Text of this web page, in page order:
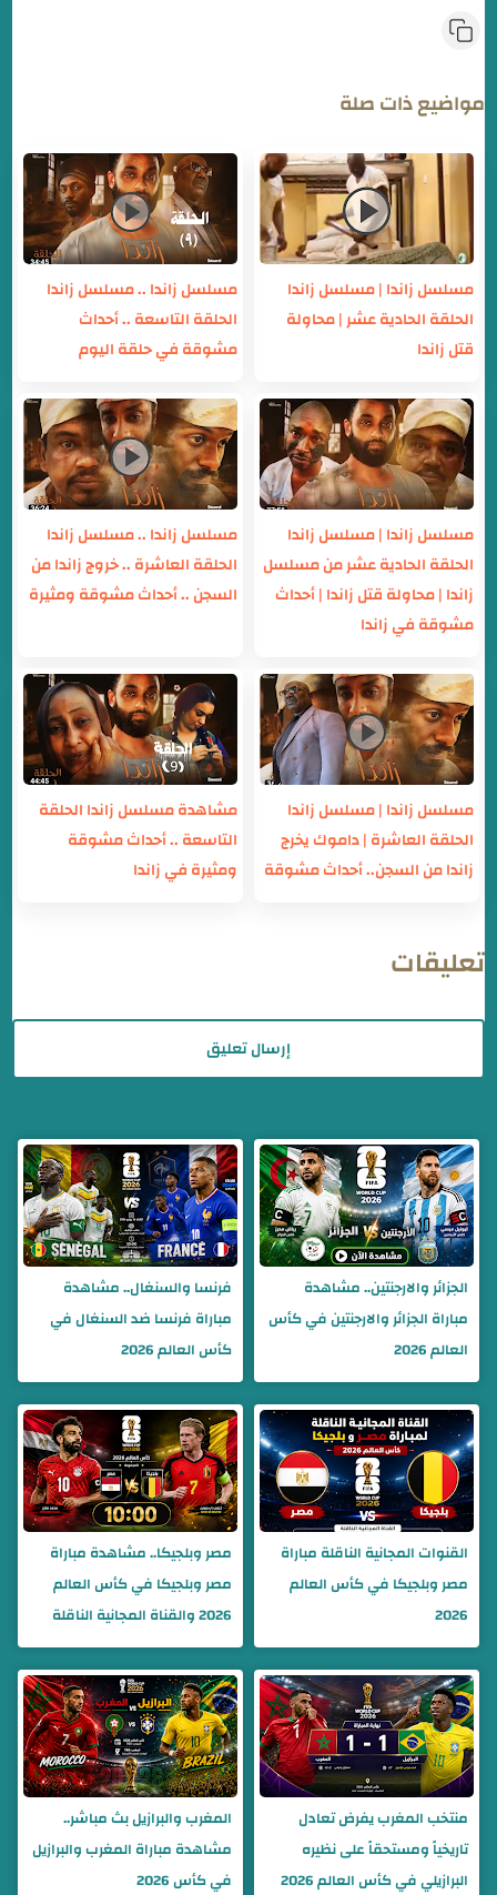
مواضيع ذات صلة
مسلسل زاندا | مسلسل زاندا
الحلقة الحادية عشر | محاولة
قتل زاندا
مسلسل زاندا .. مسلسل زاندا
الحلقة التاسعة .. أحداث
مشوقة في حلقة اليوم
مسلسل زاندا | مسلسل زاندا
الحلقة الحادية عشر من مسلسل
زاندا | محاولة قتل زاندا | أحداث
مشوقة في زاندا
مسلسل زاندا .. مسلسل زاندا
الحلقة العاشرة .. خروج زاندا من
السجن .. أحداث مشوقة ومثيرة
مسلسل زاندا | مسلسل زاندا
الحلقة العاشرة | داموك يخرج
زاندا من السجن.. أحداث مشوقة
مشاهدة مسلسل زاندا الحلقة
التاسعة .. أحداث مشوقة
ومثيرة في زاندا
تعليقات
إرسال تعليق
الجزائر والارجنتين.. مشاهدة
مباراة الجزائر والارجنتين في كأس
العالم 2026
فرنسا والسنغال.. مشاهدة
مباراة فرنسا ضد السنغال في
كأس العالم 2026
القنوات المجانية الناقلة مباراة
مصر وبلجيكا في كأس العالم
2026
مصر وبلجيكا.. مشاهدة مباراة
مصر وبلجيكا في كأس العالم
2026 والقناة المجانية الناقلة
منتخب المغرب يفرض تعادل
تاريخياً ومستحقاً على نظيره
البرازيلي في كأس العالم 2026
المغرب والبرازيل بث مباشر..
مشاهدة مباراة المغرب والبرازيل
في كأس 2026